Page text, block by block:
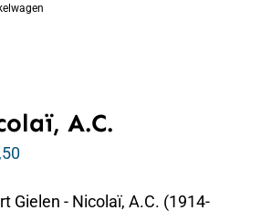
A.C.
Gielen - Nicolaï, A.C. (1914-